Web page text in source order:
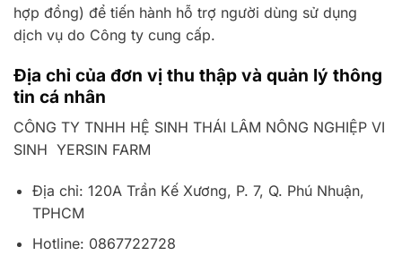
hợp đồng) để tiến hành hỗ trợ người dùng sử dụng
dịch vụ do Công ty cung cấp.
Địa chỉ của đơn vị thu thập và quản lý thông
tin cá nhân
CÔNG TY TNHH HỆ SINH THÁI LÂM NÔNG NGHIỆP VI
SINH YERSIN FARM
Địa chỉ: 120A Trần Kế Xương, P. 7, Q. Phú Nhuận,
TPHCM
Hotline: 0867722728